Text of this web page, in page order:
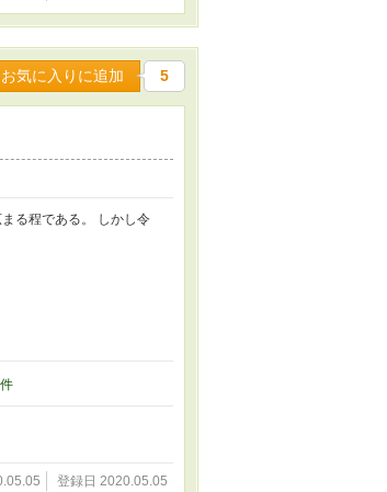
お気に入りに追加 5
る程である。 しかし令
登録日 2020.05.05